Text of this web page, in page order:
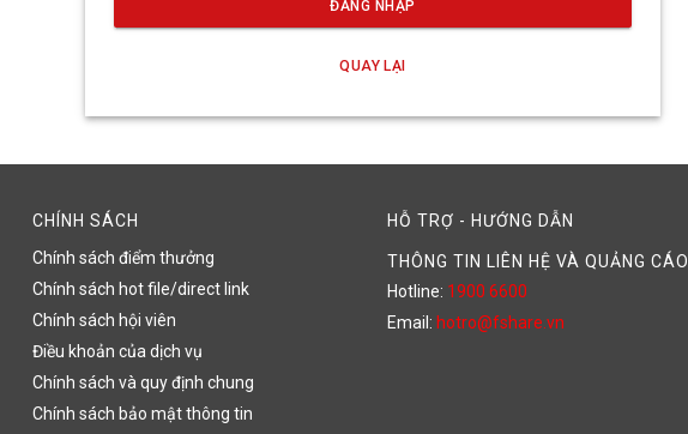
ĐĂNG NHẬP
QUAY LẠI
CHÍNH SÁCH
Chính sách điểm thưởng
Chính sách hot file/direct link
Chính sách hội viên
Điều khoản của dịch vụ
Chính sách và quy định chung
Chính sách bảo mật thông tin
HỖ TRỢ - HƯỚNG DẪN
THÔNG TIN LIÊN HỆ VÀ QUẢNG CÁO
Hotline: 1900 6600
Email: hotro@fshare.vn